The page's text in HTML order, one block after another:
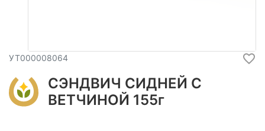
УТ000008064
СЭНДВИЧ СИДНЕЙ С
ВЕТЧИНОЙ 155г